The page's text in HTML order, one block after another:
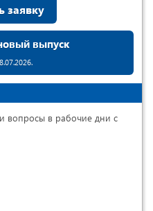
заявку
выпуск
вопросы в рабочие дни с